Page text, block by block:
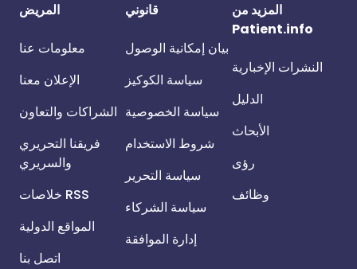
المريض
معلومات عنا
الإعلان معنا
الشراكات والتعاون
فريقنا التحريري
والسريري
خلاصات RSS
المواقع الدولية
اتصل بنا
قانوني
بيان إمكانية الوصول
سياسة الكوكيز
سياسة الخصوصية
شروط الاستخدام
سياسة التحرير
سياسة الشركاء
إدارة الموافقة
المزيد من
Patient.info
النشرات الإخبارية
الدليل
الأبحاث
رؤى
وظائف